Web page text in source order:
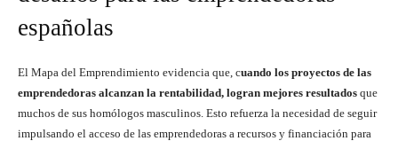
españolas
El Mapa del Emprendimiento evidencia que, cuando los proyectos de las
emprendedoras alcanzan la rentabilidad, logran mejores resultados que
muchos de sus homólogos masculinos. Esto refuerza la necesidad de seguir
impulsando el acceso de las emprendedoras a recursos y financiación para